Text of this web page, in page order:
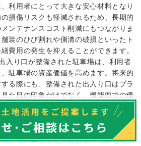
利用者にとって大きな安心材料となり
損傷リスクも軽減されるため、長期的
ンテナンスコスト削減にもつながりま
装のひび割れや側溝の破損といったト
費用の発生を抑えることができます。
入り口が整備された駐車場は、利用者
駐車場の資産価値を高めます。将来的
る際にも、整備された出入り口はプラ
た目の印象だけでなく、機能面での優
高めます。
アンス : 適切な切り下げ工事
を行うこ
規を遵守し、社会的な責任を果たすこ
可での工事や、不適切な構造は、後々